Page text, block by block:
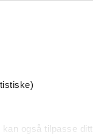
også tilpasse ditt